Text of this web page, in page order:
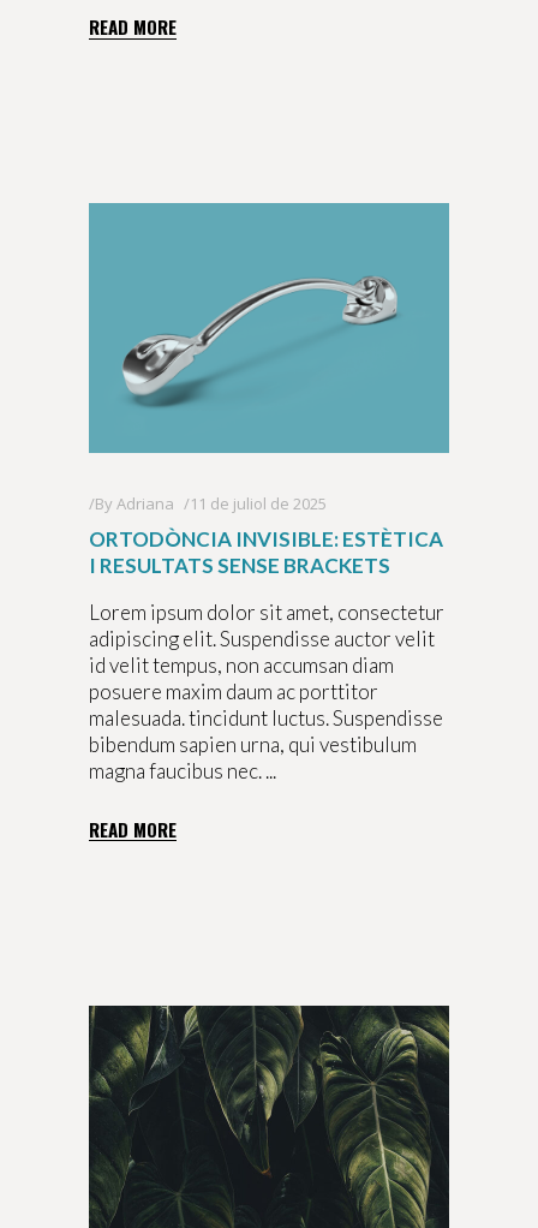
READ MORE
By Adriana 11 de juliol de 2025
ORTODÒNCIA INVISIBLE: ESTÈTICA
I RESULTATS SENSE BRACKETS
Lorem ipsum dolor sit amet, consectetur
adipiscing elit. Suspendisse auctor velit
id velit tempus, non accumsan diam
posuere maxim daum ac porttitor
malesuada. tincidunt luctus. Suspendisse
bibendum sapien urna, qui vestibulum
magna faucibus nec.
READ MORE